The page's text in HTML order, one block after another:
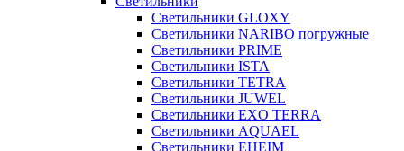
Светильники GLOXY
Светильники NARIBO погружные
Светильники PRIME
Светильники ISTA
Светильники TETRA
Светильники JUWEL
Светильники EXO TERRA
Светильники AQUAEL
Светильники EHEIM